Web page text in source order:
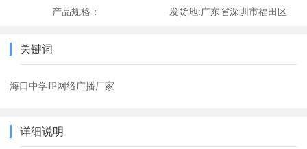
产品规格： 发货地:广东省深圳市福田区
关键词
海口中学IP网络广播厂家
详细说明